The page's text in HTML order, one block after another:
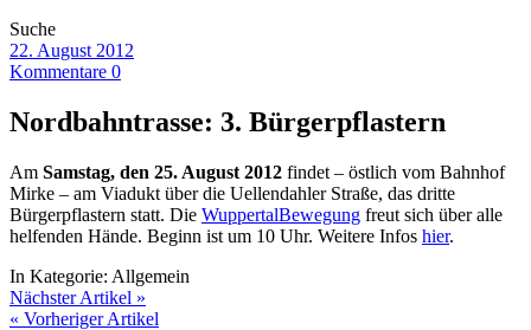
Suche
22. August 2012
Kommentare 0
Nordbahntrasse: 3. Bürgerpflastern
Am Samstag, den 25. August 2012 findet – östlich vom Bahnhof
Mirke – am Viadukt über die Uellendahler Straße, das dritte
Bürgerpflastern statt. Die WuppertalBewegung freut sich über alle
helfenden Hände. Beginn ist um 10 Uhr. Weitere Infos hier.
In Kategorie: Allgemein
Nächster Artikel »
« Vorheriger Artikel